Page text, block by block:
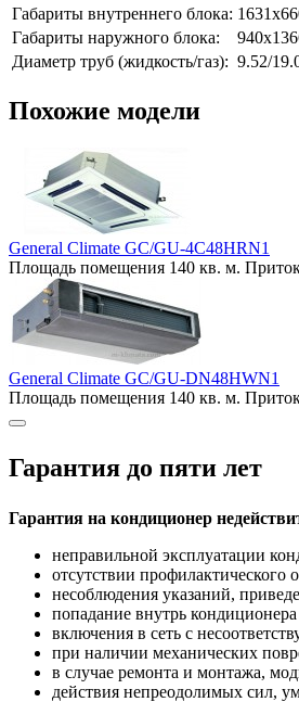
Габариты внутреннего блока:
Габариты наружного блока:
Диаметр труб (жидкость/газ): 9.52/
Похожие модели
General Climate GC/GU-4C48HRN1
Площадь помещения 140 кв. м.
General Climate GC/GU-DN48HWN1
Площадь помещения 140 кв. м. Приток
Гарантия до пяти лет
Гарантия на кондиционер
неправильной эксплуатации
отсутствии профилактического
несоблюдения указаний,
попадание внутрь
включения в сеть с
при наличии механических
в случае ремонта и монтажа,
действия непреодолимых сил,